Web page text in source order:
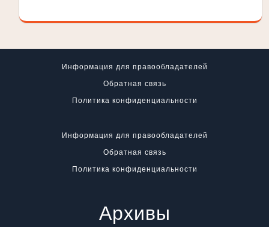
Информация для правообладателей
Обратная связь
Политика конфиденциальности
Информация для правообладателей
Обратная связь
Политика конфиденциальности
Архивы